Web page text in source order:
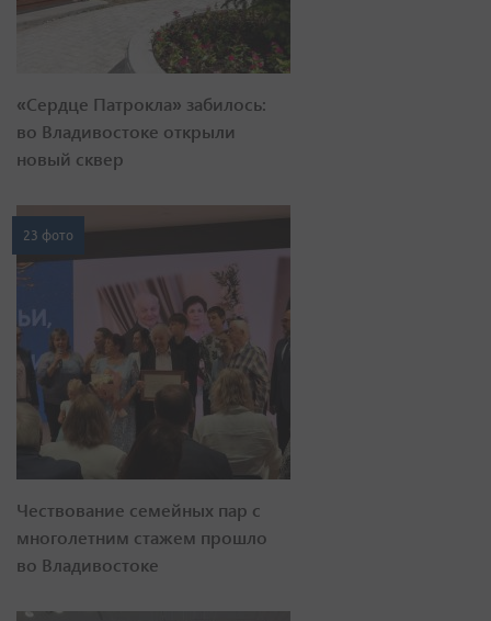
«Сердце Патрокла» забилось:
во Владивостоке открыли
новый сквер
23 фото
Чествование семейных пар с
многолетним стажем прошло
во Владивостоке